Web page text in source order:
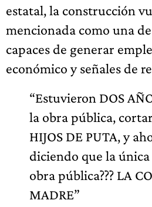
estatal, la construcción
mencionada como una
capaces de generar
económico y señales de
“Estuvieron DOS
la obra pública,
HIJOS DE PUTA, y
diciendo que la única
obra pública??? LA
MADRE”